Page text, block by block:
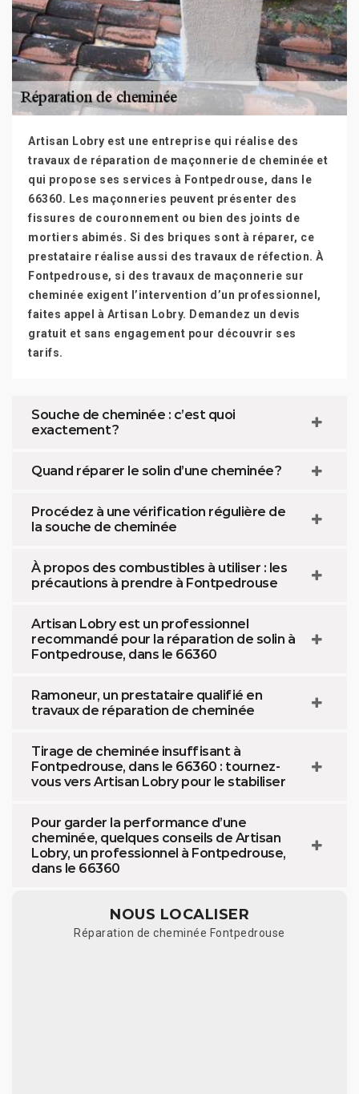
Artisan Lobry est une entreprise qui réalise des
travaux de réparation de maçonnerie de cheminée et
qui propose ses services à Fontpedrouse, dans le
66360. Les maçonneries peuvent présenter des
fissures de couronnement ou bien des joints de
mortiers abimés. Si des briques sont à réparer, ce
prestataire réalise aussi des travaux de réfection. À
Fontpedrouse, si des travaux de maçonnerie sur
cheminée exigent l’intervention d’un professionnel,
faites appel à Artisan Lobry. Demandez un devis
gratuit et sans engagement pour découvrir ses
tarifs.
Souche de cheminée : c’est quoi
exactement ?
Quand réparer le solin d’une cheminée ?
Procédez à une vérification régulière de
la souche de cheminée
À propos des combustibles à utiliser : les
précautions à prendre à Fontpedrouse
Artisan Lobry est un professionnel
recommandé pour la réparation de solin à
Fontpedrouse, dans le 66360
Ramoneur, un prestataire qualifié en
travaux de réparation de cheminée
Tirage de cheminée insuffisant à
Fontpedrouse, dans le 66360 : tournez-
vous vers Artisan Lobry pour le stabiliser
Pour garder la performance d’une
cheminée, quelques conseils de Artisan
Lobry, un professionnel à Fontpedrouse,
dans le 66360
NOUS LOCALISER
Réparation de cheminée Fontpedrouse